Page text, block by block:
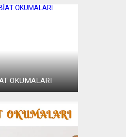
GÜNCEL
MÜZAKERELERI
OKUMALARI